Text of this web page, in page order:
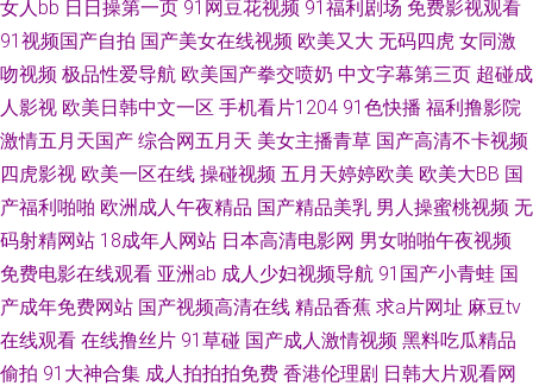
殴美蜜桃 亚洲黄色小说网站 99热最新地址6 国产自精品 久久se综合社区 视
频三级久久 91视频免费视频 岛国网址 欧美轮理 亚洲国三视频 超碰人人爱人
人做 精品一区二区网站 日本视频专区 亚洲天堂电影院 av福利网址 韩国av永
欧美一A一片传媒 在线亚洲一区网站 超碰亚洲综合网 久久草热婷首页 五月
瑟瑟导航 AV网站全部 国产自精品 欧美色图2P 午夜成人 91视频新地址 大香
女人bb 日日操第一页 91网豆花视频 91福利剧场 免费影视观看
91视频国产自拍 国产美女在线视频 欧美又大 无码四虎 女同激
吻视频 极品性爱导航 欧美国产拳交喷奶 中文字幕第三页 超碰成
人影视 欧美日韩中文一区 手机看片1204 91色快播 福利撸影院
激情五月天国产 综合网五月天 美女主播青草 国产高清不卡视频
四虎影视 欧美一区在线 操碰视频 五月天婷婷欧美 欧美大BB 国
产福利啪啪 欧洲成人午夜精品 国产精品美乳 男人操蜜桃视频 无
码射精网站 18成年人网站 日本高清电影网 男女啪啪午夜视频
免费电影在线观看 亚洲ab 成人少妇视频导航 91国产小青蛙 国
产成年免费网站 国产视频高清在线 精品香蕉 求a片网址 麻豆tv
在线观看 在线撸丝片 91草碰 国产成人激情视频 黑料吃瓜精品
偷拍 91大神合集 成人拍拍拍免费 香港伦理剧 日韩大片观看网